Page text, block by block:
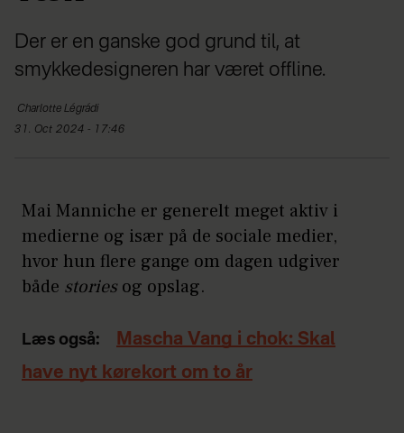
Der er en ganske god grund til, at
smykkedesigneren har været offline.
Charlotte Légrádi
31. Oct 2024 - 17:46
Mai Manniche er generelt meget aktiv i
medierne og især på de sociale medier,
hvor hun flere gange om dagen udgiver
både storiesog opslag.
Læs også:
Mascha Vang i chok: Skal
have nyt kørekort om to år